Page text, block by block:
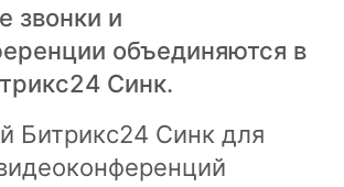
звонки и
объединяются в
Синк.